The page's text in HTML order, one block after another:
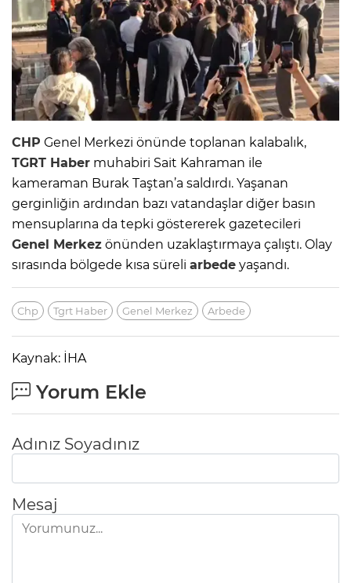
CHP Genel Merkezi önünde toplanan kalabalık,
TGRT Haber muhabiri Sait Kahraman ile
kameraman Burak Taştan’a saldırdı. Yaşanan
gerginliğin ardından bazı vatandaşlar diğer basın
mensuplarına da tepki göstererek gazetecileri
Genel Merkez önünden uzaklaştırmaya çalıştı. Olay
sırasında bölgede kısa süreli arbede yaşandı.
Chp Tgrt Haber Genel Merkez Arbede
Kaynak: İHA
Yorum Ekle
Adınız Soyadınız
Mesaj